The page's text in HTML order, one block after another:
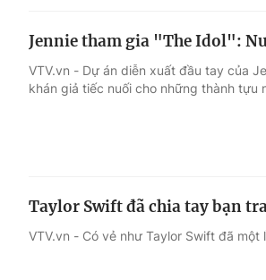
Jennie tham gia "The Idol":
VTV.vn - Dự án diễn xuất đầu tay của
khán giả tiếc nuối cho những thành tựu
Taylor Swift đã chia tay bạn
VTV.vn - Có vẻ như Taylor Swift đã một